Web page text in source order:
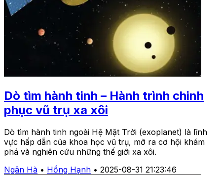
Dò tìm hành tinh – Hành trình chinh
phục vũ trụ xa xôi
Dò tìm hành tinh ngoài Hệ Mặt Trời (exoplanet) là lĩnh
vực hấp dẫn của khoa học vũ trụ, mở ra cơ hội khám
phá và nghiên cứu những thế giới xa xôi.
Ngân Hà • Hồng Hạnh • 2025-08-31 21:23:46